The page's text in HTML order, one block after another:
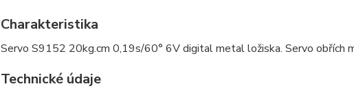
Charakteristika
Servo S9152 20kg.cm 0,19s/60° 6V digital metal ložiska. Servo obřích
Technické údaje